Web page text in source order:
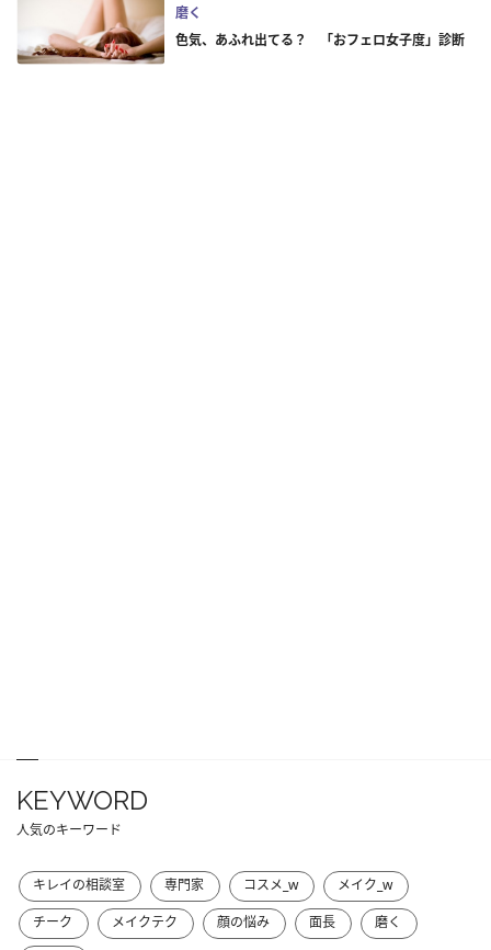
磨く
色気、あふれ出てる？ 「おフェロ女子度」診断
KEYWORD
人気のキーワード
キレイの相談室 専門家 コスメ_w
メイク_w
チーク
メイクテク 顔の悩み 面長 磨く